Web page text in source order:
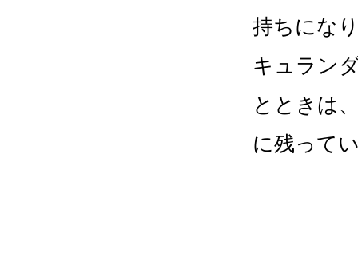
持ちにな
キュラン
とときは
に残って